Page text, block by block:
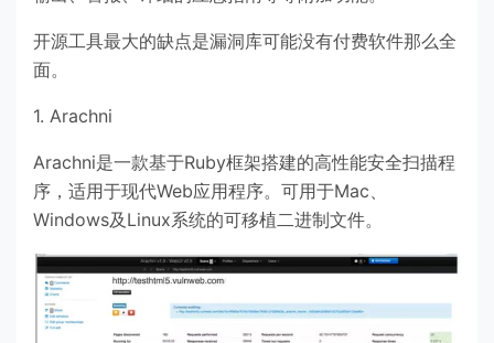
开源工具最大的缺点是漏洞库可能没有付费软件那么全
面。
1. Arachni
Arachni是一款基于Ruby框架搭建的高性能安全扫描程
序，适用于现代Web应用程序。可用于Mac、
Windows及Linux系统的可移植二进制文件。